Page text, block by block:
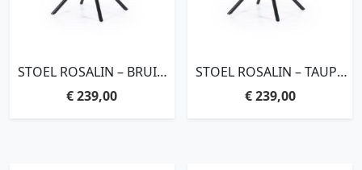
STOEL ROSALIN – BRUIN
MOON
€239,00
STOEL ROSALIN – TAUPE
MOON
€239,00